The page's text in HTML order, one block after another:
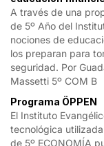
A través de una
de 5º Año del
nociones de
los preparan para
seguridad. Por
Massetti 5º COM B
Programa ÖPPEN
El Instituto
tecnológica
de 5º ECONOMÍA